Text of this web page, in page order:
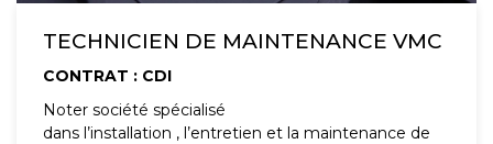
TECHNICIEN DE MAINTENANCE VMC
CONTRAT : CDI
Noter société spécialisé
dans l’installation , l’entretien et la maintenance de